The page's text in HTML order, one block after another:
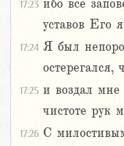
17:23 ибо все
уставов Его
17:24 Я был
17:25 и воздал мне
чистоте рук
17:26 С